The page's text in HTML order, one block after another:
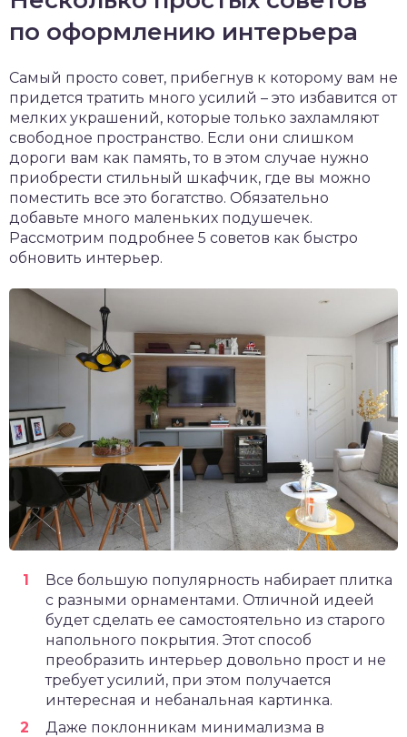
по оформлению интерьера
Самый просто совет, прибегнув к которому вам не
придется тратить много усилий – это избавится от
мелких украшений, которые только захламляют
свободное пространство. Если они слишком
дороги вам как память, то в этом случае нужно
приобрести стильный шкафчик, где вы можно
поместить все это богатство. Обязательно
добавьте много маленьких подушечек.
Рассмотрим подробнее 5 советов как быстро
обновить интерьер.
Все большую популярность набирает плитка
с разными орнаментами. Отличной идеей
будет сделать ее самостоятельно из старого
напольного покрытия. Этот способ
преобразить интерьер довольно прост и не
требует усилий, при этом получается
интересная и небанальная картинка.
Даже поклонникам минимализма в